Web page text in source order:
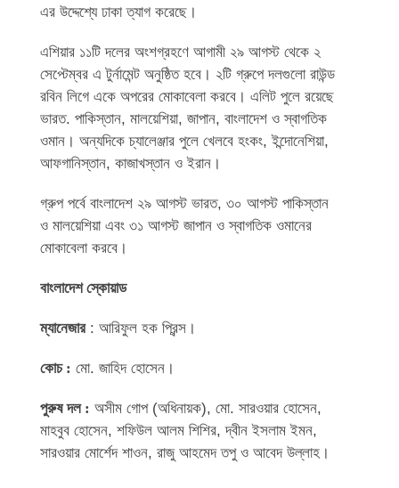
এর উদ্দেশ্যে ঢাকা ত্যাগ করেছে।
এশিয়ার ১১টি দলের অংশগ্রহণে আগামী ২৯ আগস্ট থেকে ২
সেপ্টেম্বর এ টুর্নামেন্ট অনুষ্ঠিত হবে। ২টি গ্রুপে দলগুলো রাউন্ড
রবিন লিগে একে অপরের মোকাবেলা করবে। এলিট পুলে রয়েছে
ভারত. পাকিস্তান, মালয়েশিয়া, জাপান, বাংলাদেশ ও স্বাগতিক
ওমান। অন্যদিকে চ্যালেঞ্জার পুলে খেলবে হংকং, ইন্দোনেশিয়া,
আফগানিস্তান, কাজাখস্তান ও ইরান।
গ্রুপ পর্বে বাংলাদেশ ২৯ আগস্ট ভারত, ৩০ আগস্ট পাকিস্তান
ও মালয়েশিয়া এবং ৩১ আগস্ট জাপান ও স্বাগতিক ওমানের
মোকাবেলা করবে।
বাংলাদেশ স্কোয়াড
ম্যানেজার: আরিফুল হক প্রিন্স।
কোচ : মো. জাহিদ হোসেন।
পুরুষ দল : অসীম গোপ (অধিনায়ক), মো. সারওয়ার হোসেন,
মাহবুব হোসেন, শফিউল আলম শিশির, দ্বীন ইসলাম ইমন,
সারওয়ার মোর্শেদ শাওন, রাজু আহমেদ তপু ও আবেদ উল্লাহ।